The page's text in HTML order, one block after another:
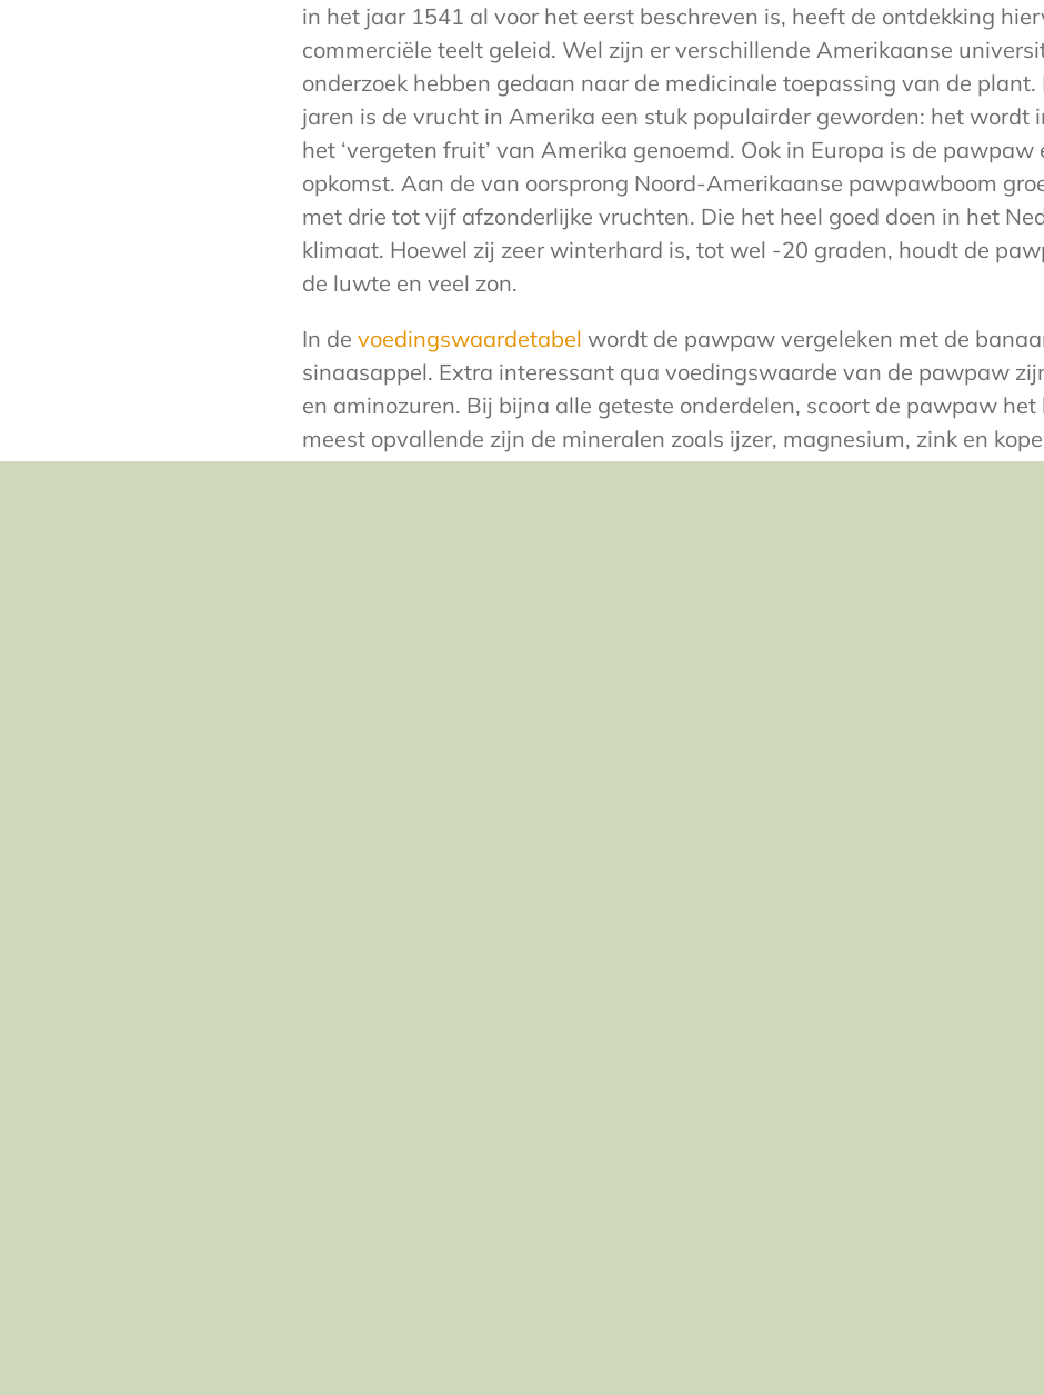
in het jaar 1541 al voor het eerst beschreven is, heeft de ontdekking
commerciële teelt geleid. Wel zijn er verschillende Amerikaanse
onderzoek hebben gedaan naar de medicinale toepassing van de plant.
jaren is de vrucht in Amerika een stuk populairder geworden: het wordt
het ‘vergeten fruit’ van Amerika genoemd. Ook in Europa is de pawpaw
opkomst. Aan de van oorsprong Noord-Amerikaanse pawpawboom
met drie tot vijf afzonderlijke vruchten. Die het heel goed doen in het
klimaat. Hoewel zij zeer winterhard is, tot wel -20 graden, houdt de
de luwte en veel zon.
In de voedingswaardetabel wordt de pawpaw vergeleken met de
sinaasappel. Extra interessant qua voedingswaarde van de pawpaw
en aminozuren. Bij bijna alle geteste onderdelen, scoort de pawpaw het
meest opvallende zijn de mineralen zoals ijzer, magnesium, zink en